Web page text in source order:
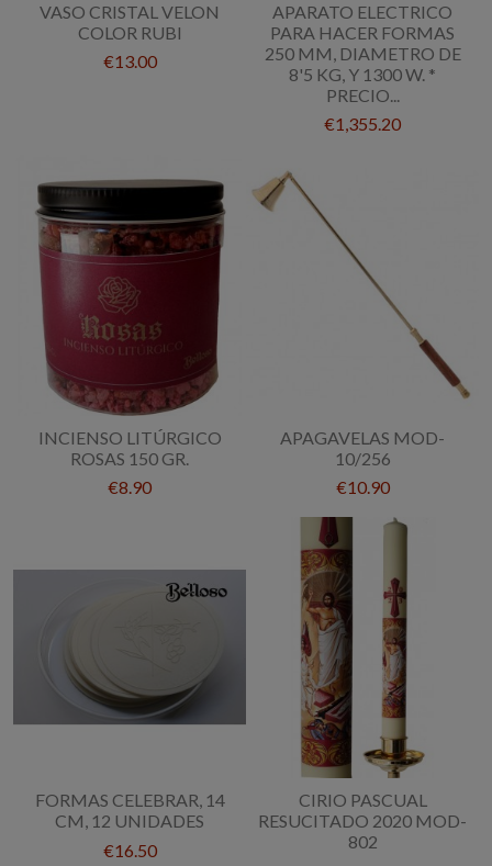
VASO CRISTAL VELON
COLOR RUBI
€13.00
APARATO ELECTRICO
PARA HACER FORMAS
250 MM, DIAMETRO DE
8'5 KG, Y 1300 W. *
PRECIO...
€1,355.20
INCIENSO LITÚRGICO
ROSAS 150 GR.
€8.90
APAGAVELAS MOD-
10/256
€10.90
FORMAS CELEBRAR, 14
CM, 12 UNIDADES
€16.50
CIRIO PASCUAL
RESUCITADO 2020 MOD-
802